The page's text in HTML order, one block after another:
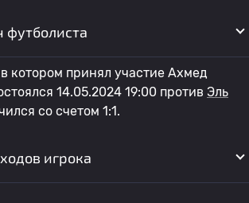
футболиста
котором принял участие Ахмед
14.05.2024 19:00 против Эль
со счетом 1:1.
игрока